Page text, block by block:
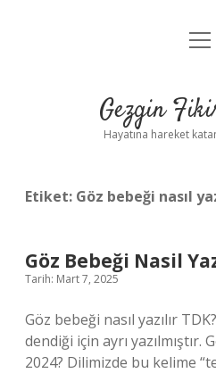
Yasal
Gezgin
Hayatına hareket
Etiket: Göz bebeği nasıl
Göz Bebeği Nasil
Tarih: Mart 7, 2025
Göz bebeği nasıl yazılır
dendiği için ayrı yazılmıştır.
2024? Dilimizde bu kelime